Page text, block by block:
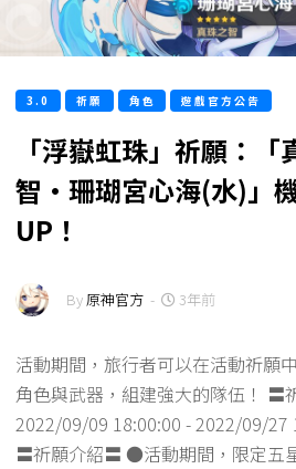
3.0 祈願 角色 遊戲官方公告
「浮嶽虹珠」祈願：「
智·珊瑚宮心海(水)」
UP！
By原神官方 - 3年前
活動期間，旅行者可以在活動祈願
角色與武器，組建強大的隊伍！ 〓
2022/09/09 18:00:00 - 2022/09/27
〓祈願介紹〓 ●活動期間，限定五